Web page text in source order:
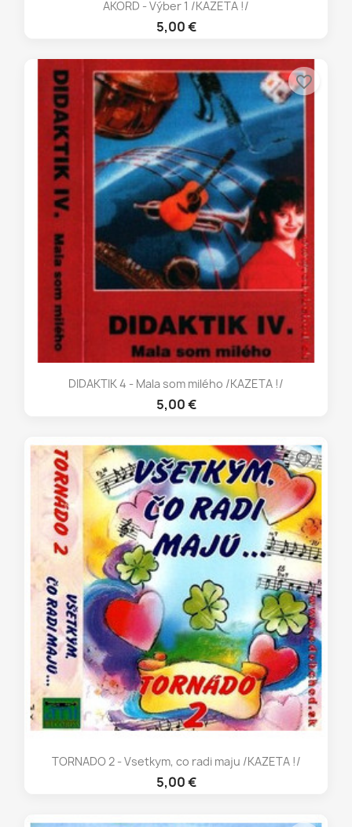
AKORD - Výber 1 /KAZETA !/
5,00 €
DIDAKTIK 4 - Mala som milého /KAZETA !/
5,00 €
favorite_border
TORNADO 2 - Vsetkym, co radi maju /KAZETA !/
5,00 €
favorite_border